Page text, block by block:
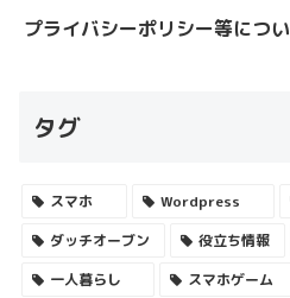
プライバシーポリシー等につ
タグ
スマホ Wordpress
ダッチオーブン
役立ち情報
一人暮らし
スマホゲーム